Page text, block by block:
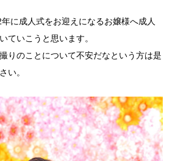
に成人式をお迎えになるお嬢様へ成人
ていこうと思います。
りのことについて不安だなという方は是
い。